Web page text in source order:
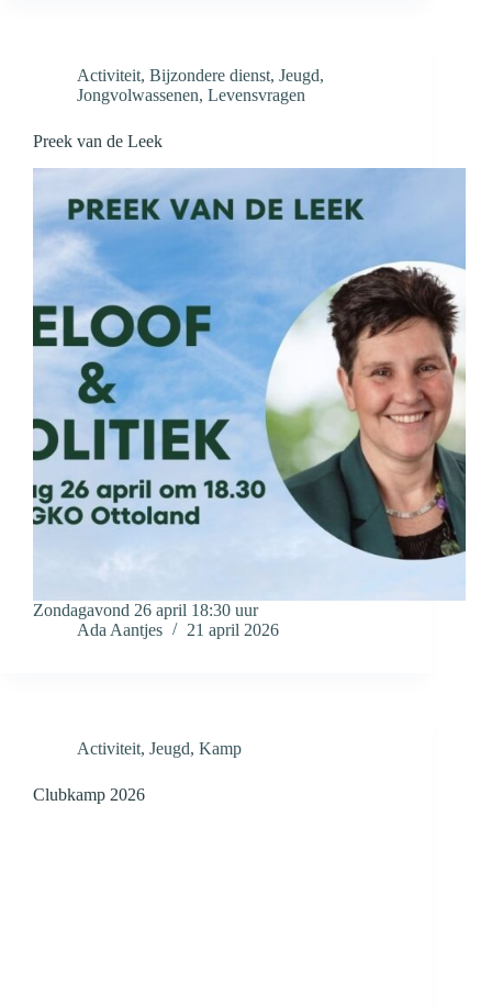
Activiteit, Bijzondere dienst, Jeugd,
Jongvolwassenen, Levensvragen
Preek van de Leek
Zondagavond 26 april 18:30 uur
Ada Aantjes
21 april 2026
Activiteit, Jeugd, Kamp
Clubkamp 2026